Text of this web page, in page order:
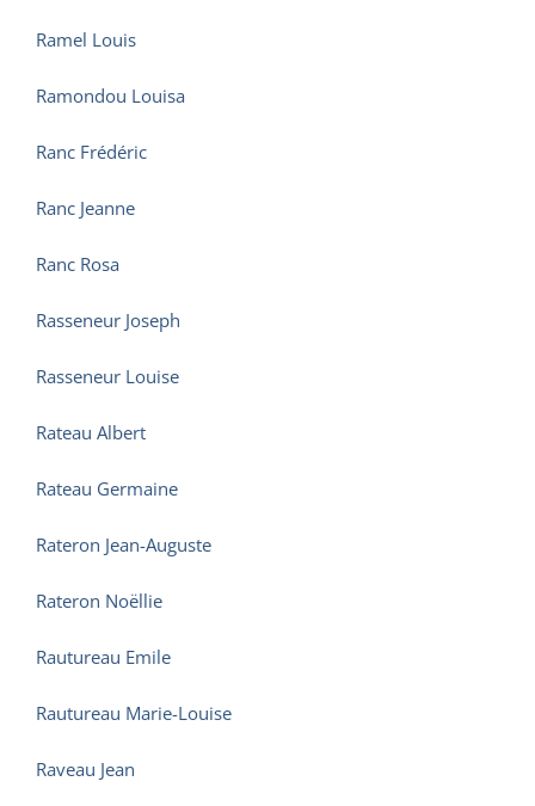
Ramel Louis
Ramondou Louisa
Ranc Frédéric
Ranc Jeanne
Ranc Rosa
Rasseneur Joseph
Rasseneur Louise
Rateau Albert
Rateau Germaine
Rateron Jean-Auguste
Rateron Noëllie
Rautureau Emile
Rautureau Marie-Louise
Raveau Jean